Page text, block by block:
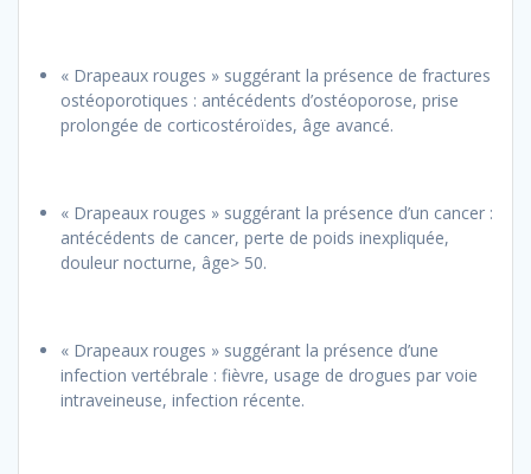
« Drapeaux rouges » suggérant la présence de fractures
ostéoporotiques : antécédents d’ostéoporose, prise
prolongée de corticostéroïdes, âge avancé.
« Drapeaux rouges » suggérant la présence d’un cancer :
antécédents de cancer, perte de poids inexpliquée,
douleur nocturne, âge> 50.
« Drapeaux rouges » suggérant la présence d’une
infection vertébrale : fièvre, usage de drogues par voie
intraveineuse, infection récente.